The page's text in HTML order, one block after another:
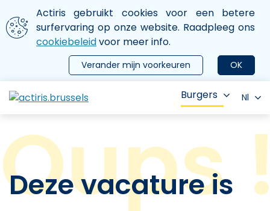
Aller au contenu principal
We gebruiken cookies
Actiris gebruikt cookies voor een betere
surfervaring op onze website. Raadpleeg ons
cookiebeleidvoor meer info.
OK
Verander mijn voorkeuren
le menu
Burgers Nl
Deze vacature is